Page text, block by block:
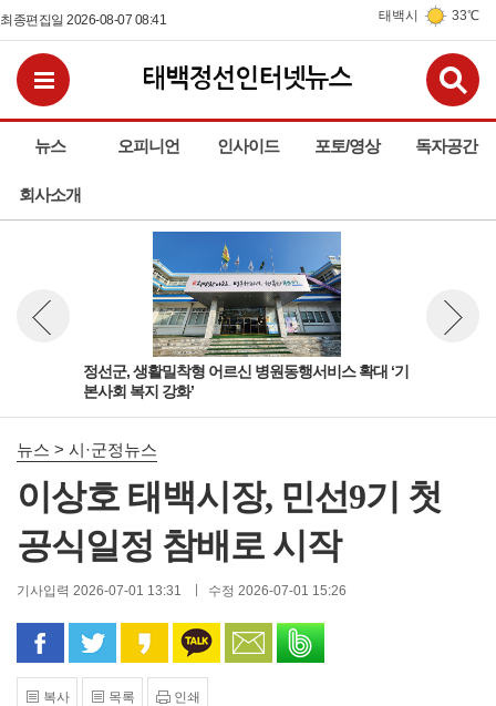
최종편집일 2026-08-07 08:41 태백시 33℃
뉴스 오피니언 인사이드 포토/영상 독자공간
회사소개
전체메뉴보기
정선군, 생활밀착형 어르신 병원동행서비스 확대 ‘기
본사회 복지 강화’
뉴스 이전보기
뉴스 > 시·군정뉴스
이상호 태백시장, 민선9기 첫
공식일정 참배로 시작
기사입력 2026-07-01 13:31 수정 2026-07-01 15:26
페이스북으로 공유
트위터로 공유카카오 스토리로 공유
카카오톡으로 공유
문자로 공유
복사 목록 인쇄